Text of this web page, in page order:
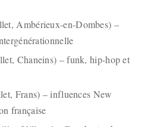
Ambérieux-en-Dombes) –
Chaneins) – funk, hip-hop et
Frans) – influences New
française